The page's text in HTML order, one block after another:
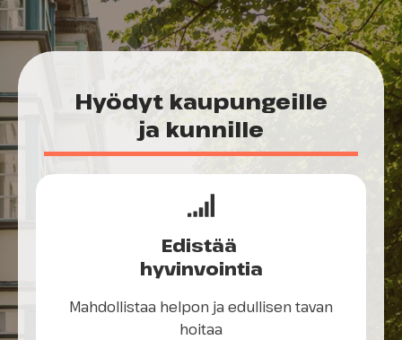
Hyödyt kaupungeille
ja kunnille
Edistää
hyvinvointia
Mahdollistaa helpon ja edullisen tavan
hoitaa